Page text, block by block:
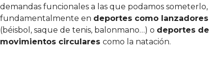
demandas funcionales a las que podamos someterlo,
fundamentalmente en deportes como lanzadores
(béisbol, saque de tenis, balonmano…) o deportes de
movimientos circulares como la natación.